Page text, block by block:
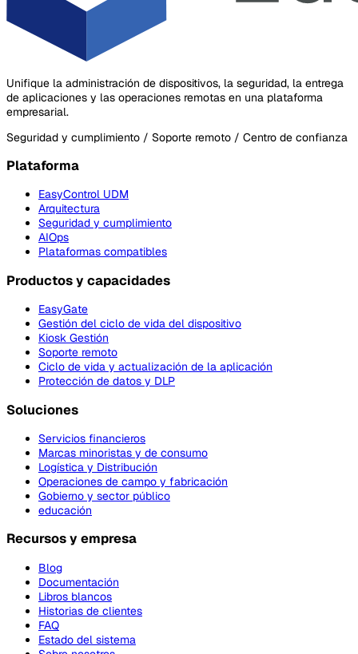
Unifique la administración de dispositivos, la seguridad, la entrega
de aplicaciones y las operaciones remotas en una plataforma
empresarial.
Seguridad y cumplimiento / Soporte remoto / Centro de confianza
Plataforma
EasyControl UDM
Arquitectura
Seguridad y cumplimiento
AIOps
Plataformas compatibles
Productos y capacidades
EasyGate
Gestión del ciclo de vida del dispositivo
Kiosk Gestión
Soporte remoto
Ciclo de vida y actualización de la aplicación
Protección de datos y DLP
Soluciones
Servicios financieros
Marcas minoristas y de consumo
Logística y Distribución
Operaciones de campo y fabricación
Gobierno y sector público
educación
Recursos y empresa
Blog
Documentación
Libros blancos
Historias de clientes
FAQ
Estado del sistema